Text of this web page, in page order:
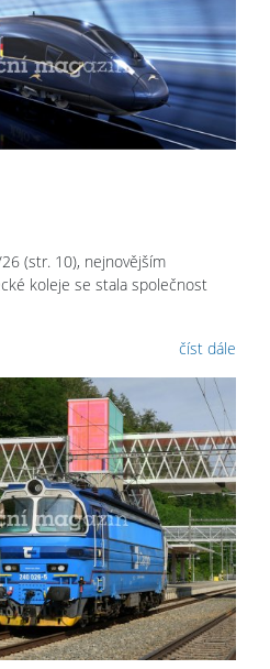
(str. 10), nejnovějším
koleje se stala společnost
číst dále